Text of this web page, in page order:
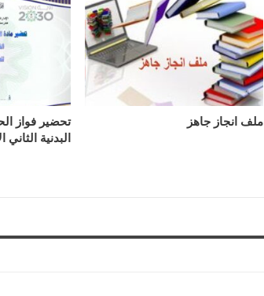
ملف انجاز جاهز
تحضير فواز
البدنية